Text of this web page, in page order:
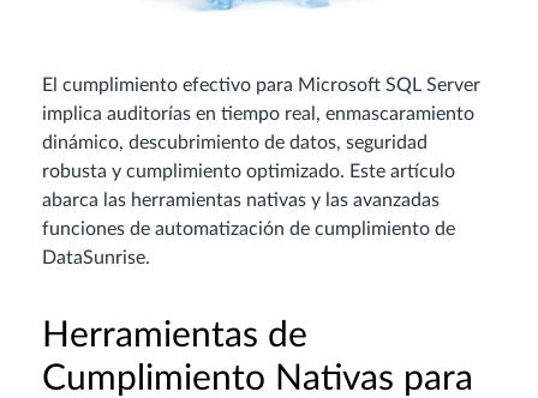
El cumplimiento efectivo para Microsoft SQL Server
implica auditorías en tiempo real, enmascaramiento
dinámico, descubrimiento de datos, seguridad
robusta y cumplimiento optimizado. Este artículo
abarca las herramientas nativas y las avanzadas
funciones de automatización de cumplimiento de
DataSunrise.
Herramientas de
Cumplimiento Nativas para